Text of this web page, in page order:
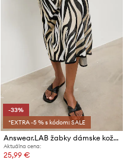
-33%
*EXTRA -5 % s kódom: SALE
Answear.LAB žabky dámske kožené
Aktuálna cena:
25,99 €